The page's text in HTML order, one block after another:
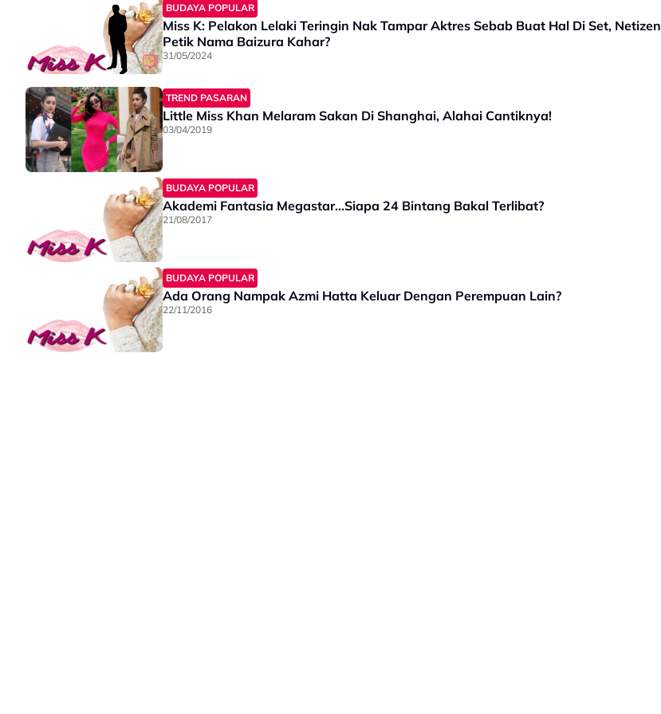
BUDAYA POPULAR
Miss K: Pelakon Lelaki Teringin Nak Tampar Aktres Sebab Buat Hal Di Set, Netizen
Petik Nama Baizura Kahar?
31/05/2024
TREND PASARAN
Little Miss Khan Melaram Sakan Di Shanghai, Alahai Cantiknya!
03/04/2019
BUDAYA POPULAR
Akademi Fantasia Megastar...Siapa 24 Bintang Bakal Terlibat?
21/08/2017
BUDAYA POPULAR
Ada Orang Nampak Azmi Hatta Keluar Dengan Perempuan Lain?
22/11/2016